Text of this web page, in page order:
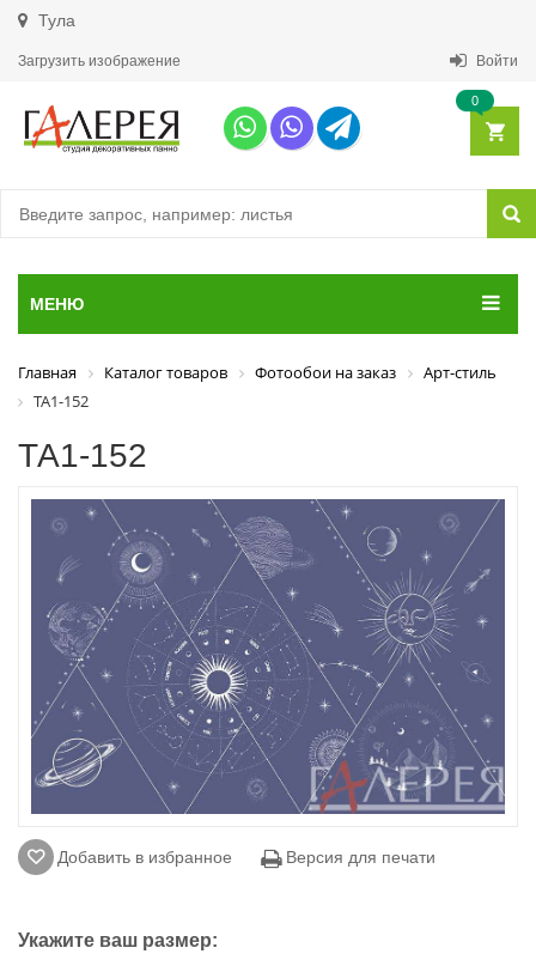
Тула
Загрузить изображение Войти
0
МЕНЮ
Главная Каталог товаров Фотообои на заказ
Арт-стиль
ТА1-152
ТА1-152
Добавить в избранное Версия для печати
Укажите ваш размер: